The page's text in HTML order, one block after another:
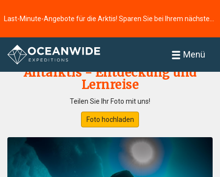
Menü
Startseite
Antarktis - Entdeckung und
Lernreise
Teilen Sie Ihr Foto mit uns!
Foto hochladen